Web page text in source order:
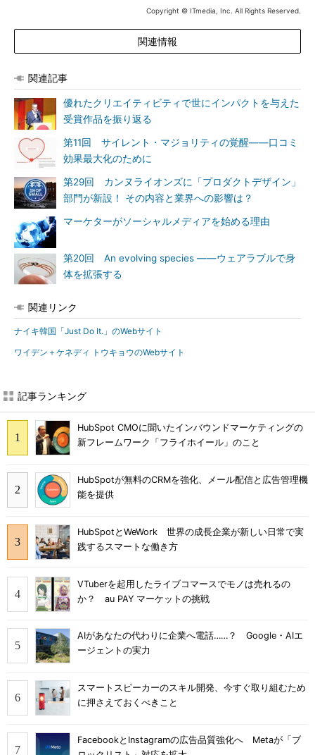
Copyright © ITmedia, Inc. All Rights Reserved.
関連情報
関連記事
優れたクリエイティビティで世にインパクトを与えた
受賞作品を振り返る
第11回 サイレント・マジョリティの覚醒――口コミ
効果最大化のために
第29回 カンヌライオンズに「プロダクトデザイン」
部門が新設！ その内容と業界への影響は？
マーケターがソーシャルメディアを始める理由
第20回 An evolving species ――ウェアラブルで身
体を拡張する
関連リンク
ナイキ韓国「Just Do It.」のWebサイト
ワイデン＋ケネディ トウキョウのWebサイト
記事ランキング
HubSpot CMOに聞いたインバウンドマーケティングの
新フレームワーク「フライホイール」のこと
HubSpotが無料のCRMを強化、メール配信と広告管理機
能を提供
HubSpotとWeWork 世界の成長企業が新しい日常で実
践するスマートな働き方
VTuberを起用したライブコマースでモノは売れるの
か？ au PAY マーケットの挑戦
AIがあなたの代わりに企業へ電話……？ Google・AIエ
ージェントの実力
スマートスピーカーのスキル開発、今すぐ取り組むため
に押さえておくべきこと
FacebookとInstagramの広告品質強化へ Metaが「ブ